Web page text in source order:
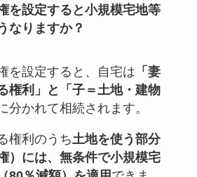
を設定すると小規模宅地等
なりますか？
を設定すると、自宅は 「妻
権利」と「子＝土地・建物
分かれて相続されます。
権利のうち土地を使う部分
）には、無条件で小規模宅